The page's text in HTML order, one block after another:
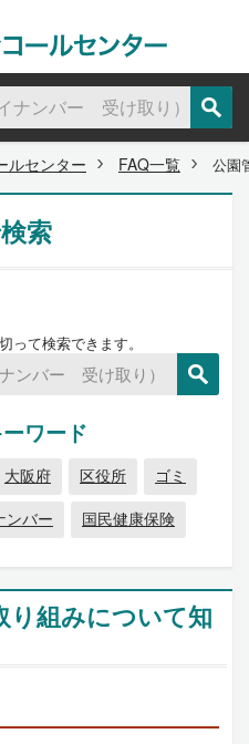
ルセンター FAQ一覧 公園
索
って検索できます。
ワード
大阪府 区役所
ゴミ
ンバー 国民健康保険
り組みについて知